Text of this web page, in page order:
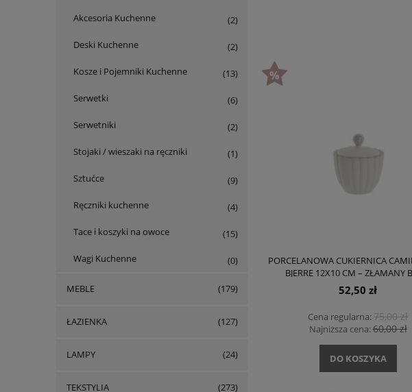
Akcesoria Kuchenne (2)
Deski Kuchenne (2)
Kosze i Pojemniki Kuchenne (13)
Serwetki (6)
Serwetniki (2)
Stojaki / wieszaki na ręczniki (1)
Sztućce (9)
Ręczniki kuchenne (4)
Tace i koszyki na owoce (15)
Wagi Kuchenne (0)
MEBLE (179)
ŁAZIENKA (127)
LAMPY (24)
TEKSTYLIA (273)
PORCELANOWA CUKIERNICA
BJERRE 12X10 CM – ZŁAMANY
52,50 zł
Cena regularna:75,00 zł
Najniższa cena:60,00 zł
DO KOSZYKA